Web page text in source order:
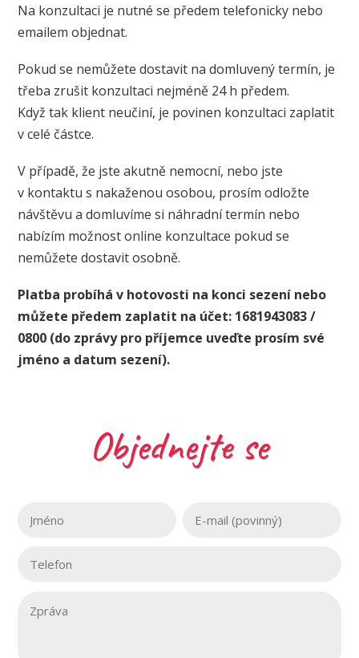
Na konzultaci je nutné se předem telefonicky nebo
emailem objednat.
Pokud se nemůžete dostavit na domluvený termín, je
třeba zrušit konzultaci nejméně 24 h předem.
Když tak klient neučiní, je povinen konzultaci zaplatit
v celé částce.
V případě, že jste akutně nemocní, nebo jste
v kontaktu s nakaženou osobou, prosím odložte
návštěvu a domluvíme si náhradní termín nebo
nabízím možnost online konzultace pokud se
nemůžete dostavit osobně.
Platba probíhá v hotovosti na konci sezení nebo
můžete předem zaplatit na účet: 1681943083 /
0800 (do zprávy pro příjemce uveďte prosím své
jméno a datum sezení).
Objednejte se